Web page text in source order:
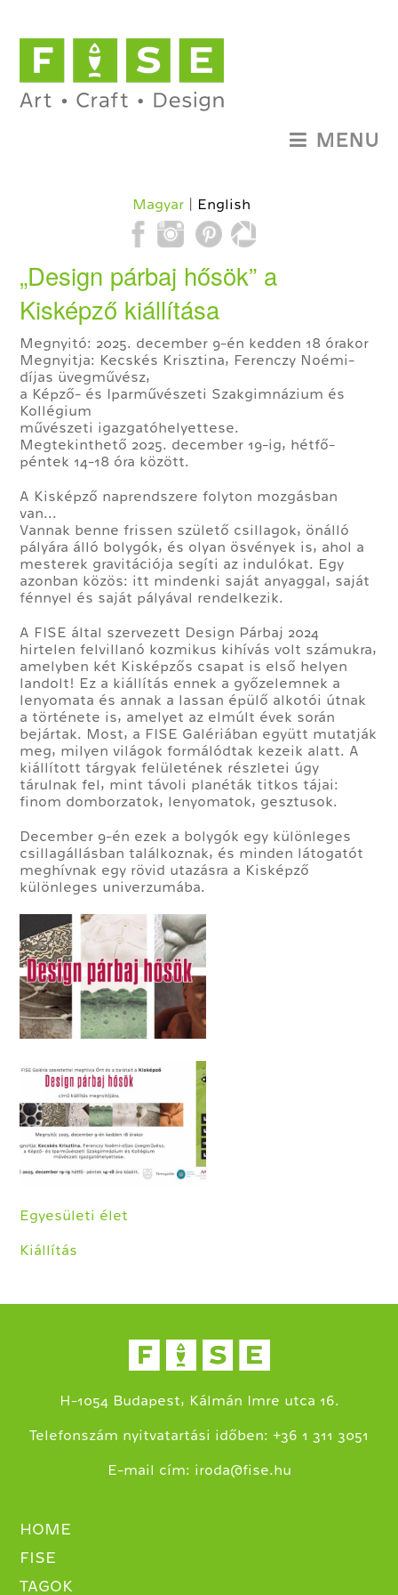
Magyar English
MENU
„Design párbaj hősök” a
Kisképző kiállítása
Megnyitó: 2025. december 9-én kedden 18 órakor
Megnyitja: Kecskés Krisztina, Ferenczy Noémi-
díjas üvegművész,
a Képző- és Iparművészeti Szakgimnázium és
Kollégium
művészeti igazgatóhelyettese.
Megtekinthető 2025. december 19-ig, hétfő-
péntek 14-18 óra között.
A Kisképző naprendszere folyton mozgásban
van...
Vannak benne frissen születő csillagok, önálló
pályára álló bolygók, és olyan ösvények is, ahol a
mesterek gravitációja segíti az indulókat. Egy
azonban közös: itt mindenki saját anyaggal, saját
fénnyel és saját pályával rendelkezik.
A FISE által szervezett Design Párbaj 2024
hirtelen felvillanó kozmikus kihívás volt számukra,
amelyben két Kisképzős csapat is első helyen
landolt! Ez a kiállítás ennek a győzelemnek a
lenyomata és annak a lassan épülő alkotói útnak
a története is, amelyet az elmúlt évek során
bejártak. Most, a FISE Galériában együtt mutatják
meg, milyen világok formálódtak kezeik alatt. A
kiállított tárgyak felületének részletei úgy
tárulnak fel, mint távoli planéták titkos tájai:
finom domborzatok, lenyomatok, gesztusok.
December 9-én ezek a bolygók egy különleges
csillagállásban találkoznak, és minden látogatót
meghívnak egy rövid utazásra a Kisképző
különleges univerzumába.
Egyesületi élet
Kiállítás
H-1054 Budapest, Kálmán Imre utca 16.
Telefonszám nyitvatartási időben: +36 1 311 3051
E-mail cím: iroda@fise.hu
HOME
FISE
TAGOK